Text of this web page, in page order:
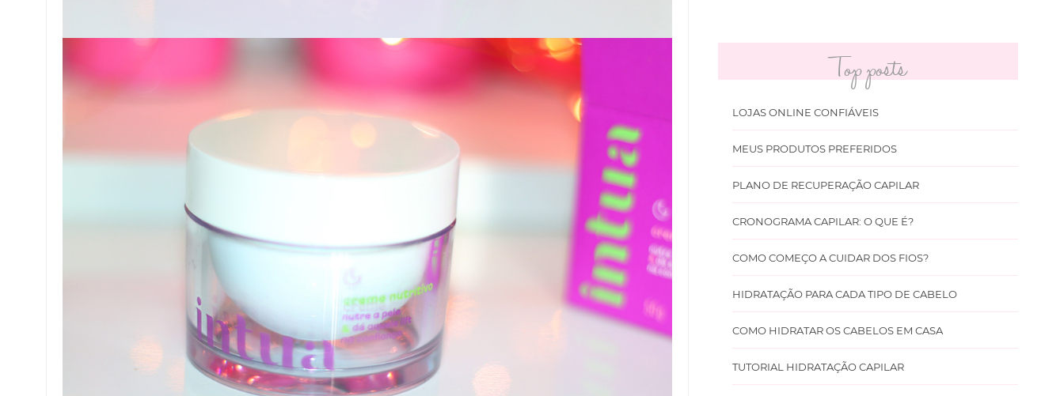
Top posts
LOJAS ONLINE CONFIÁVEIS
MEUS PRODUTOS PREFERIDOS
PLANO DE RECUPERAÇÃO CAPILAR
CRONOGRAMA CAPILAR: O QUE É?
COMO COMEÇO A CUIDAR DOS FIOS?
HIDRATAÇÃO PARA CADA TIPO DE CABELO
COMO HIDRATAR OS CABELOS EM CASA
TUTORIAL HIDRATAÇÃO CAPILAR